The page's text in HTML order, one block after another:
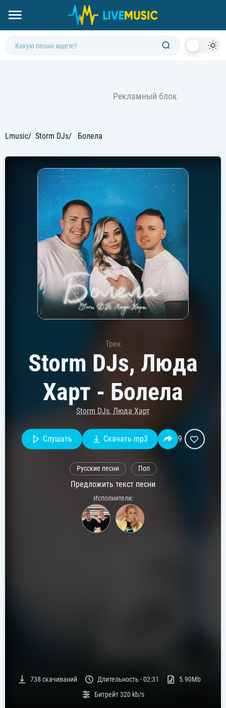
Lmusic Storm DJs Болела
Трек
Storm DJs, Люда
Харт - Болела
Storm DJs, Люда Харт
Слушать Скачать mp3 9
Русские песни Поп
Предложить текст песни
Исполнители:
738 скачиваний Длительность -02:31
5.90Mb
Битрейт320 kb/s